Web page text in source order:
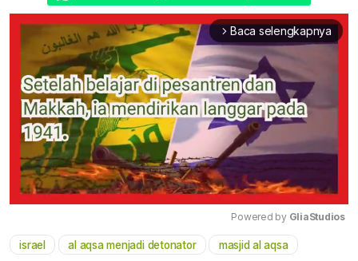
arrow_forward_ios Baca selengkapnya
Mute
Powered by GliaStudios
israel al aqsa menjadi detonator masjid al aqsa